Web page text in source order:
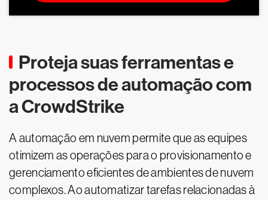
Proteja suas ferramentas e
processos de automação com
a CrowdStrike
A automação em nuvem permite que as equipes
otimizem as operações para o provisionamento e
gerenciamento eficientes de ambientes de nuvem
complexos. Ao automatizar tarefas relacionadas à